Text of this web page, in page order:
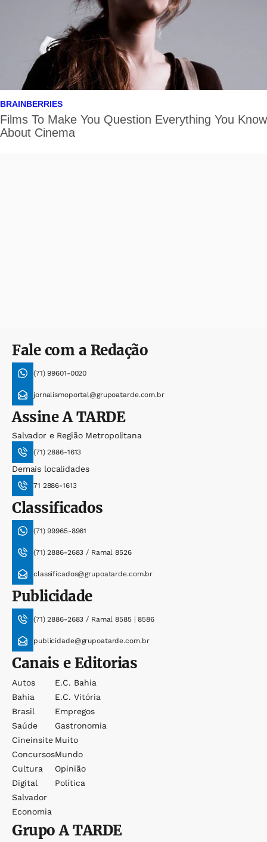
Fale com a Redação
(71) 99601-0020
jornalismoportal@grupoatarde.com.br
AssineA TARDE
Salvador e Região Metropolitana
(71) 2886-1613
Demais localidades
71 2886-1613
Classificados
(71) 99965-8961
(71) 2886-2683 / Ramal 8526
classificados@grupoatarde.com.br
Publicidade
(71) 2886-2683 / Ramal 8585 | 8586
publicidade@grupoatarde.com.br
Canais e Editorias
Autos
Bahia
Brasil
Saúde
Cineinsite
Concursos
Cultura
Digital
Salvador
Economia
E.c. Bahia
E.c. Vitória
Empregos
Gastronomia
Muito
Mundo
Opinião
Política
GrupoA TARDE